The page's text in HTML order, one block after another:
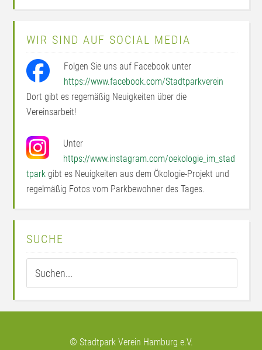
WIR SIND AUF SOCIAL MEDIA
Folgen Sie uns auf Facebook unter
https://www.facebook.com/Stadtparkverein
Dort gibt es regemäßig Neuigkeiten über die
Vereinsarbeit!
Unter
https://www.instagram.com/oekologie_im_stad
tpark gibt es Neuigkeiten aus dem Ökologie-Projekt und
regelmäßig Fotos vom Parkbewohner des Tages.
SUCHE
© Stadtpark Verein Hamburg e.V.